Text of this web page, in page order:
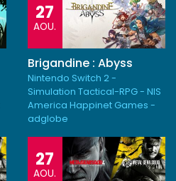
27
AOU.
Brigandine : Abyss
Nintendo Switch 2 -
Simulation Tactical-RPG - NIS
America Happinet Games -
adglobe
27
AOU.